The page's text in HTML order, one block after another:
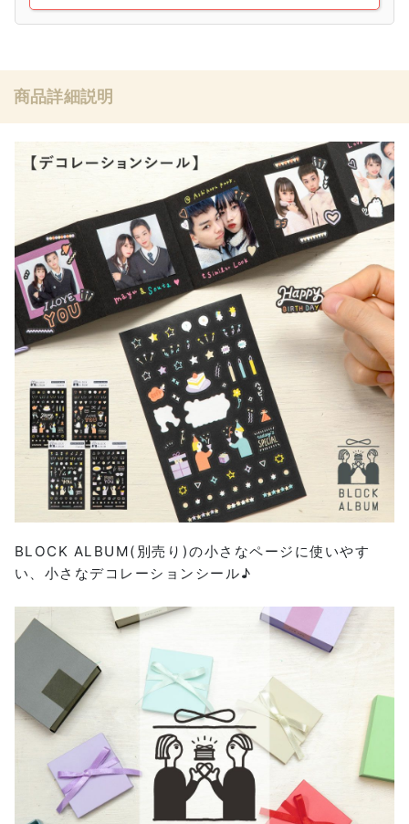
商品詳細説明
BLOCK ALBUM(別売り)の小さなページに使いやす
い、小さなデコレーションシール♪